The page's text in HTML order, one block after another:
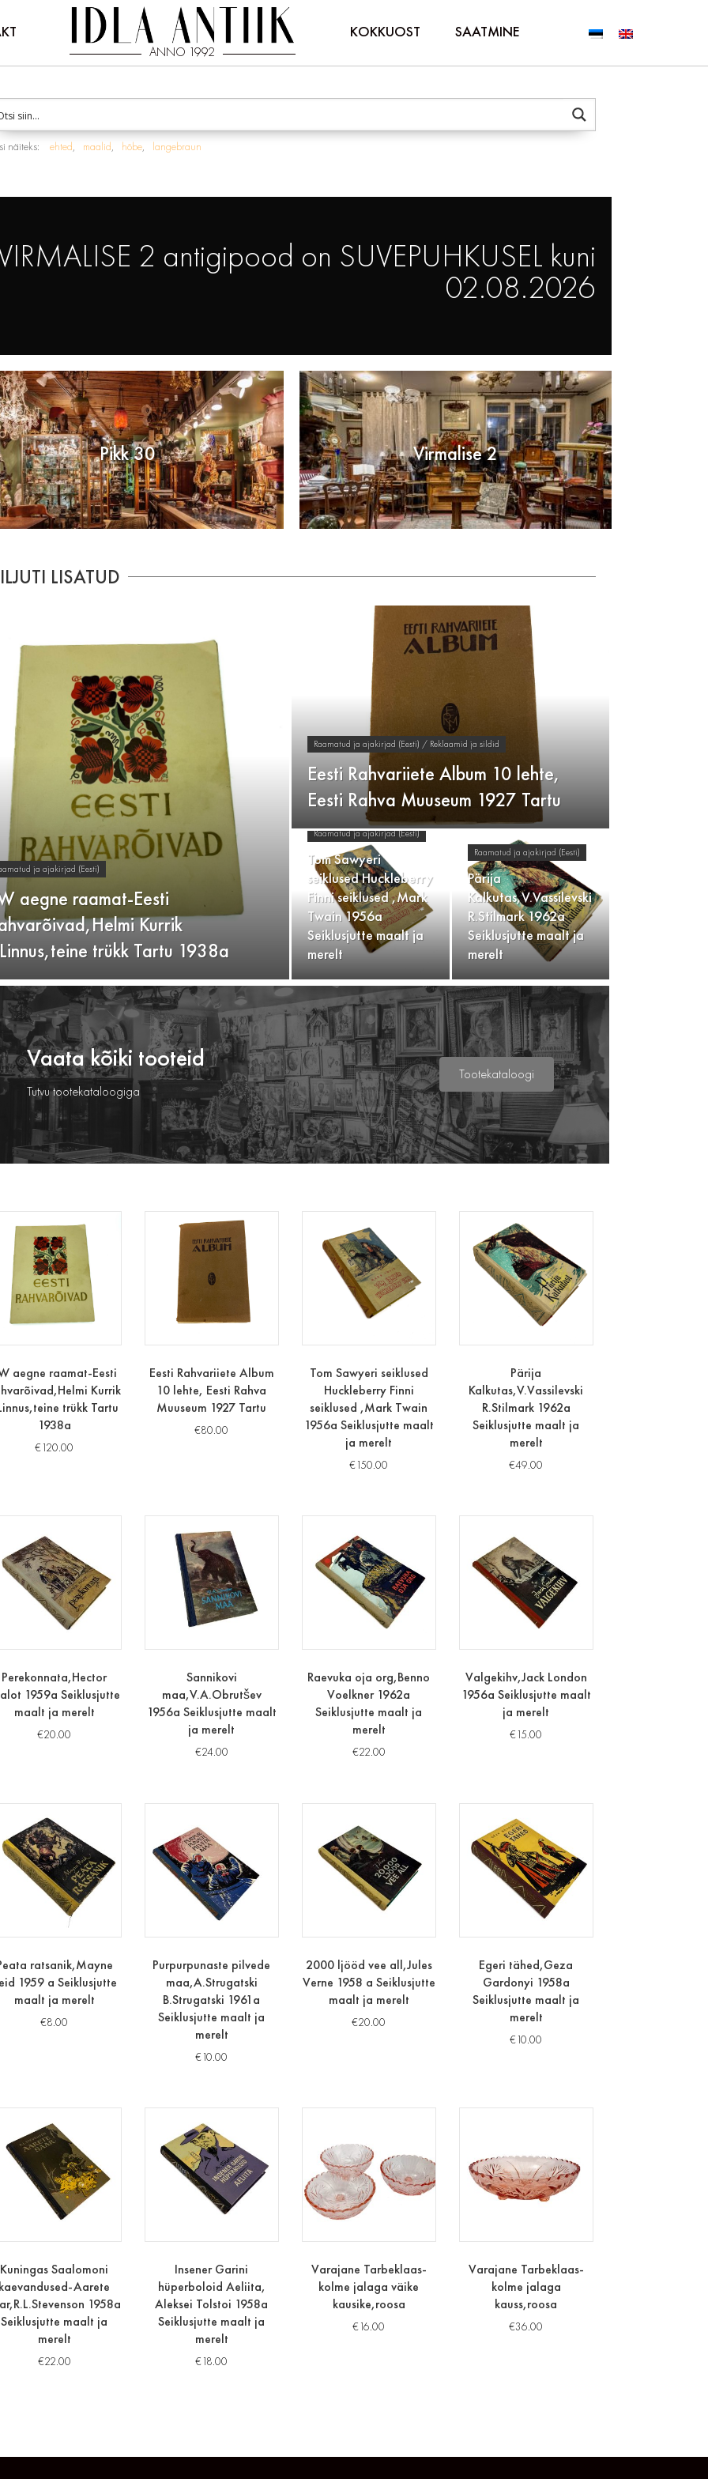
ANNO 1992
KOKKUOST SAATMINE
näiteks: ehted maalid hõbe langebraun
2 antigipood on SUVEPUHKUSEL kuni
02.08.2026
Pikk 30 Virmalise 2
LISATUD
ja ajakirjad (Eesti)
aegne raamat-Eesti
Kurrik
trükk Tartu 1938a
Raamatud ja ajakirjad (Eesti) / Reklaamid ja sildid
Eesti Rahvariiete Album 10 lehte,
Eesti Rahva Muuseum 1927 Tartu
Raamatud ja ajakirjad (Eesti)
Tom Sawyeri
seiklused Huckleberry
Finni seiklused ,Mark
Twain 1956a
Seiklusjutte maalt ja
merelt
Raamatud ja ajakirjad (Eesti)
Pärija
Kalkutas,V.Vassilevski
R.Stilmark 1962a
Seiklusjutte maalt ja
merelt
Vaata kõiki tooteid
Tutvu tootekataloogiga
Tootekataloogi
aegne raamat-Eesti
Kurrik
trükk Tartu
1938a
€120.00
Eesti Rahvariiete Album
10 lehte, Eesti Rahva
Muuseum 1927 Tartu
€80.00
Tom Sawyeri seiklused
Huckleberry Finni
seiklused ,Mark Twain
1956a Seiklusjutte maalt
ja merelt
€150.00
Pärija
Kalkutas,V.Vassilevski
R.Stilmark 1962a
Seiklusjutte maalt ja
merelt
€49.00
Perekonnata,Hector
1959a Seiklusjutte
maalt ja merelt
€20.00
Sannikovi
maa,V.A.Obrutšev
1956a Seiklusjutte maalt
ja merelt
€24.00
Raevuka oja org,Benno
Voelkner 1962a
Seiklusjutte maalt ja
merelt
€22.00
Valgekihv,Jack London
1956a Seiklusjutte maalt
ja merelt
€15.00
ratsanik,Mayne
1959 a Seiklusjutte
maalt ja merelt
€8.00
Purpurpunaste pilvede
maa,A.Strugatski
B.Strugatski 1961a
Seiklusjutte maalt ja
merelt
€10.00
2000 ljööd vee all,Jules
Verne 1958 a Seiklusjutte
maalt ja merelt
€20.00
Egeri tähed,Geza
Gardonyi 1958a
Seiklusjutte maalt ja
merelt
€10.00
Kuningas Saalomoni
Aarete
1958a
Seiklusjutte maalt ja
merelt
€22.00
Insener Garini
hüperboloid Aeliita,
Aleksei Tolstoi 1958a
Seiklusjutte maalt ja
merelt
€18.00
Varajane Tarbeklaas-
kolme jalaga väike
kausike,roosa
€16.00
Varajane Tarbeklaas-
kolme jalaga
kauss,roosa
€36.00